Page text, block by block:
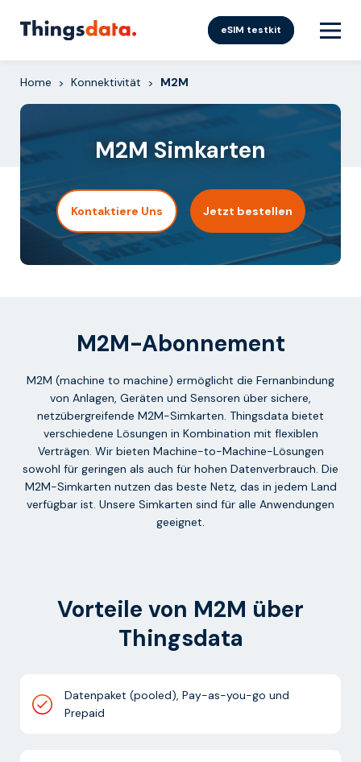
eSIM testkit
Home > Konnektivität > M2M
M2M Simkarten
Kontaktiere Uns Jetzt bestellen
M2M-Abonnement
M2M (machine to machine) ermöglicht die Fernanbindung
von Anlagen, Geräten und Sensoren über sichere,
netzübergreifende M2M-Simkarten. Thingsdata bietet
verschiedene Lösungen in Kombination mit flexiblen
Verträgen. Wir bieten Machine-to-Machine-Lösungen
sowohl für geringen als auch für hohen Datenverbrauch. Die
M2M-Simkarten nutzen das beste Netz, das in jedem Land
verfügbar ist. Unsere Simkarten sind für alle Anwendungen
geeignet.
Vorteile von M2M über
Thingsdata
Datenpaket (pooled), Pay-as-you-go und
Prepaid